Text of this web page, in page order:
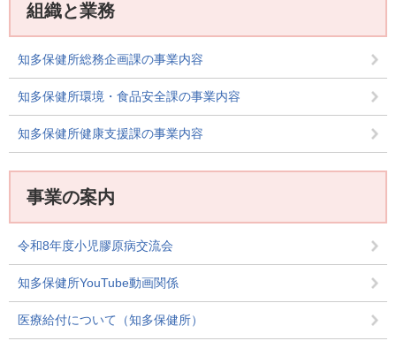
組織と業務
知多保健所総務企画課の事業内容
知多保健所環境・食品安全課の事業内容
知多保健所健康支援課の事業内容
事業の案内
令和8年度小児膠原病交流会
知多保健所YouTube動画関係
医療給付について（知多保健所）